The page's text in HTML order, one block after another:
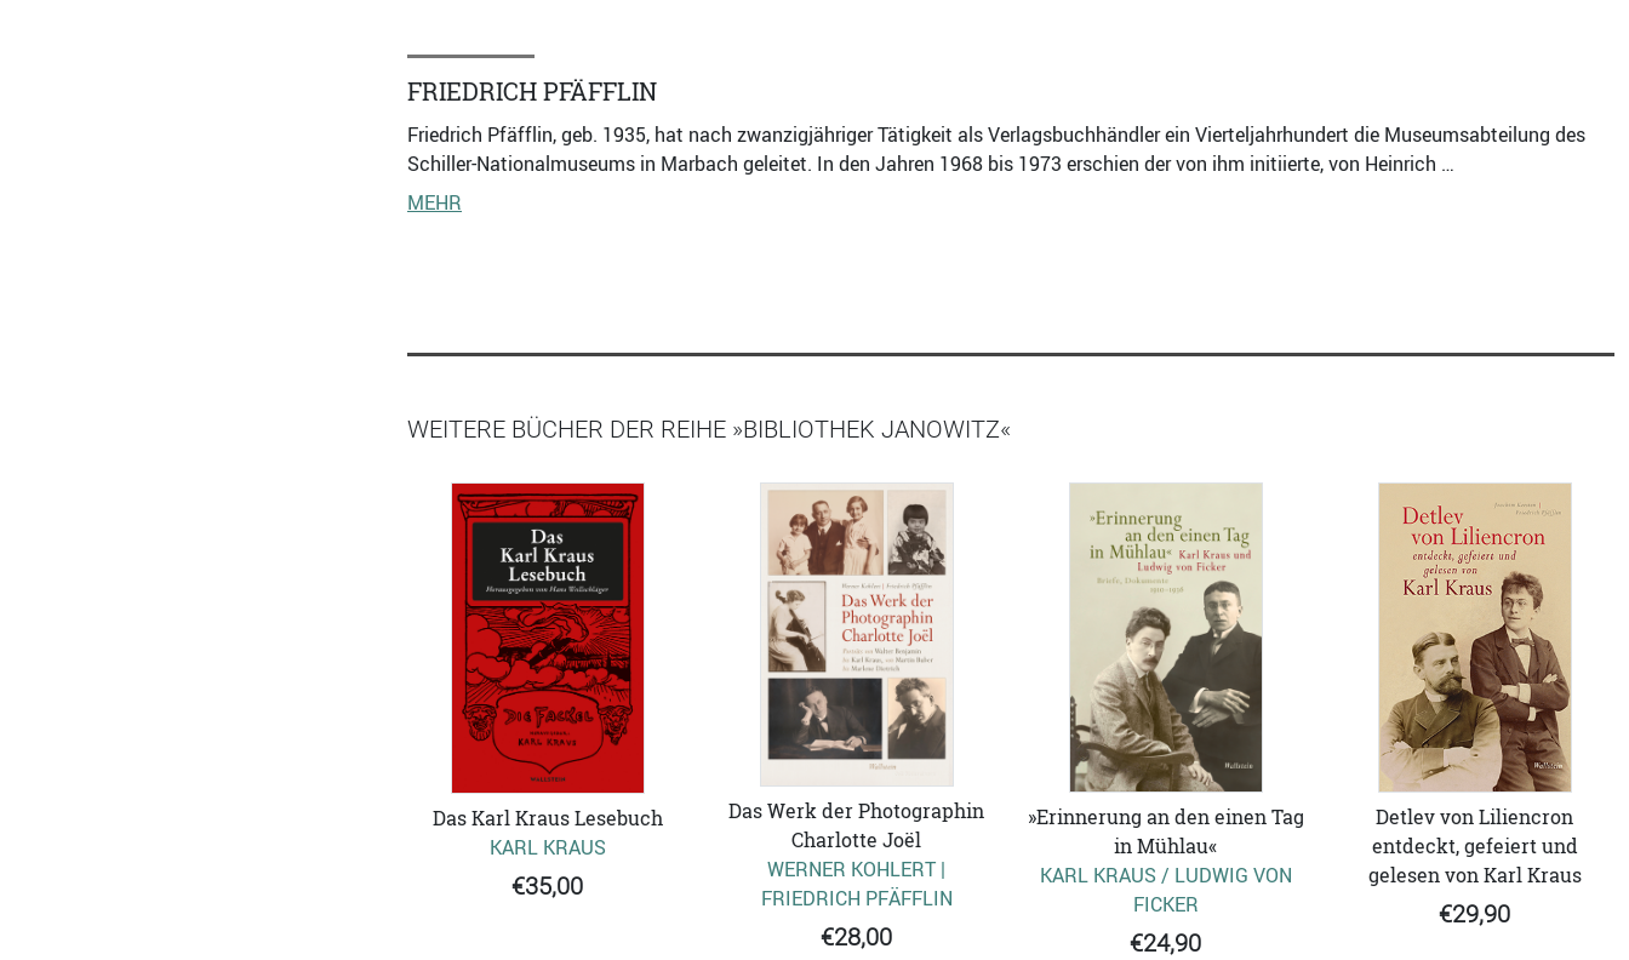
FRIEDRICH PFÄFFLIN
Friedrich Pfäfflin, geb. 1935, hat nach zwanzigjähriger Tätigkeit als Verlagsbuchhändler ein Vierteljahrhundert die Museumsabteilung des
Schiller-Nationalmuseums in Marbach geleitet. In den Jahren 1968 bis 1973 erschien der von ihm initiierte, von Heinrich …
MEHR
WEITERE BÜCHER DER REIHE »BIBLIOTHEK JANOWITZ«
Das Karl Kraus Lesebuch
KARL KRAUS
€35,00
Das Werk der Photographin
Charlotte Joël
WERNER KOHLERT |
FRIEDRICH PFÄFFLIN
€28,00
»Erinnerung an den einen Tag
in Mühlau«
KARL KRAUS / LUDWIG VON
FICKER
€24,90
Detlev von Liliencron
entdeckt, gefeiert und
gelesen von Karl Kraus
€29,90